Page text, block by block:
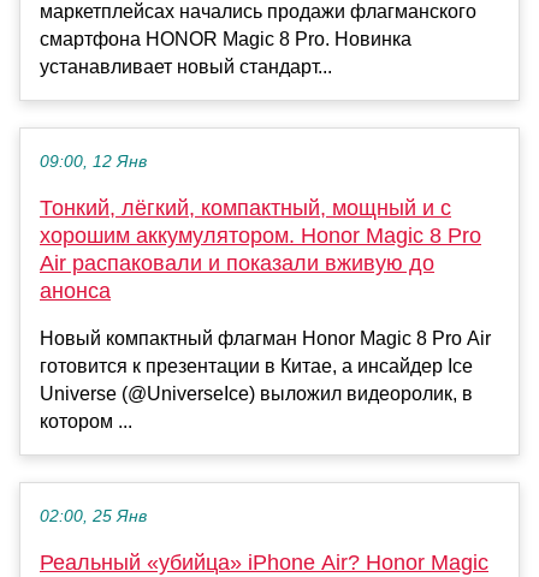
маркетплейсах начались продажи флагманского
смартфона HONOR Magic 8 Pro. Новинка
устанавливает новый стандарт...
09:00, 12 Янв
Тонкий, лёгкий, компактный, мощный и с
хорошим аккумулятором. Honor Magic 8 Pro
Air распаковали и показали вживую до
анонса
Новый компактный флагман Honor Magic 8 Pro Air
готовится к презентации в Китае, а инсайдер Ice
Universe (@UniverseIce) выложил видеоролик, в
котором ...
02:00, 25 Янв
Реальный «убийца» iPhone Air? Honor Magic